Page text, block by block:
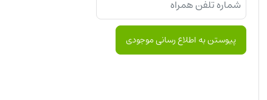
پیوستن به اطلاع رسانی موجودی